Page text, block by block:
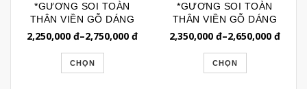
*GƯƠNG SOI TOÀN
THÂN VIỀN GỖ DÁNG
LƯỢN SÓNG HÌNH
2,250,000 đ–2,750,000 đ
CHỌN
*GƯƠNG SOI TOÀN
THÂN VIỀN GỖ DÁNG
NGỌN NẾN SÓNG
2,350,000 đ–2,650,000 đ
CHỌN